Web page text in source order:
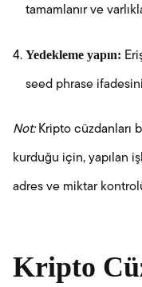
tamamlanır ve
Yedekleme yapın:
seed phrase
Not:Kripto cüzdanları
kurduğu için, yapılan
adres ve miktar
Kripto